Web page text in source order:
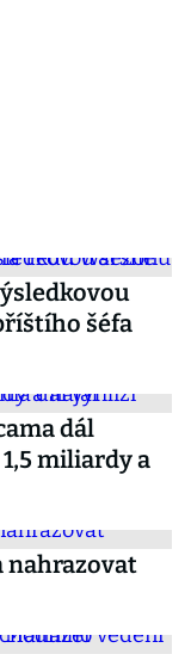
šéfa
dál
miliardy a
nahrazovat